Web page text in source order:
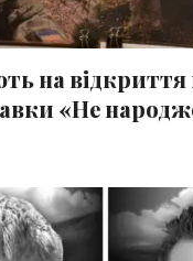
на відкриття
«Не